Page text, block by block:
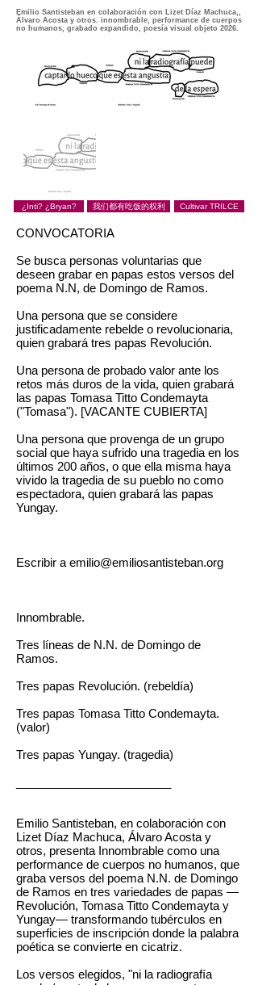
Emilio Santisteban en colaboración con Lizet Díaz Machuca,,
Álvaro Acosta y otros. innombrable, performance de cuerpos
no humanos, grabado expandido, poesía visual objeto 2026.
¿Inti? ¿Bryan? 我们都有吃饭的权利 Cultivar TRILCE
CONVOCATORIA
Se busca personas voluntarias que
deseen grabar en papas estos versos del
poema N.N, de Domingo de Ramos.
Una persona que se considere
justificadamente rebelde o revolucionaria,
quien grabará tres papas Revolución.
Una persona de probado valor ante los
retos más duros de la vida, quien grabará
las papas Tomasa Titto Condemayta
("Tomasa"). [VACANTE CUBIERTA]
Una persona que provenga de un grupo
social que haya sufrido una tragedia en los
últimos 200 años, o que ella misma haya
vivido la tragedia de su pueblo no como
espectadora, quien grabará las papas
Yungay.
Escribir a emilio@emiliosantisteban.org
Innombrable.
Tres líneas de N.N. de Domingo de
Ramos.
Tres papas Revolución. (rebeldía)
Tres papas Tomasa Titto Condemayta.
(valor)
Tres papas Yungay. (tragedia)
Emilio Santisteban, en colaboración con
Lizet Díaz Machuca, Álvaro Acosta y
otros, presenta Innombrable como una
performance de cuerpos no humanos, que
graba versos del poema N.N. de Domingo
de Ramos en tres variedades de papas —
Revolución, Tomasa Titto Condemayta y
Yungay— transformando tubérculos en
superficies de inscripción donde la palabra
poética se convierte en cicatriz.
Los versos elegidos, "ni la radiografía